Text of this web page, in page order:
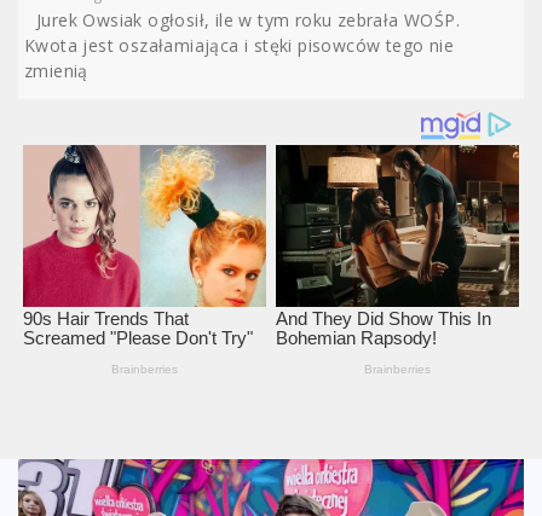
Jurek Owsiak ogłosił, ile w tym roku zebrała WOŚP.
Kwota jest oszałamiająca i stęki pisowców tego nie
zmienią